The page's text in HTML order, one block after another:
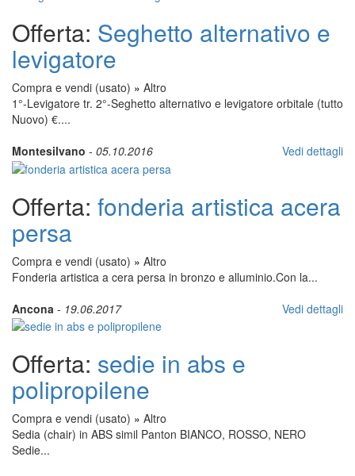
Offerta: Seghetto alternativo e
levigatore
Compra e vendi (usato) » Altro
1°-Levigatore tr. 2°-Seghetto alternativo e levigatore orbitale (tutto
Nuovo) €....
Montesilvano - 05.10.2016 Vedi dettagli
Offerta: fonderia artistica acera
persa
Compra e vendi (usato) » Altro
Fonderia artistica a cera persa in bronzo e alluminio.Con la...
Ancona - 19.06.2017 Vedi dettagli
Offerta: sedie in abs e
polipropilene
Compra e vendi (usato) » Altro
Sedia (chair) in ABS simil Panton BIANCO, ROSSO, NERO
Sedie...